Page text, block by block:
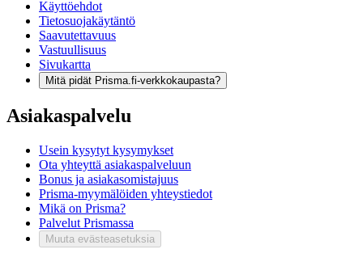
Käyttöehdot
Tietosuojakäytäntö
Saavutettavuus
Vastuullisuus
Sivukartta
Mitä pidät Prisma.fi-verkkokaupasta?
Asiakaspalvelu
Usein kysytyt kysymykset
Ota yhteyttä asiakaspalveluun
Bonus ja asiakasomistajuus
Prisma-myymälöiden yhteystiedot
Mikä on Prisma?
Palvelut Prismassa
Muuta evästeasetuksia